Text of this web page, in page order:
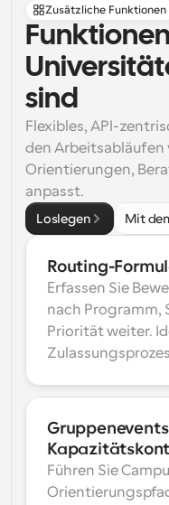
Zusätzliche Funktionen
sind
Flexibles, API-
den Arbeitsabläufen
Orientierungen,
anpasst.
Loslegen Mit
Routing-
Erfassen Sie
nach Programm,
Priorität weiter.
Führen Sie